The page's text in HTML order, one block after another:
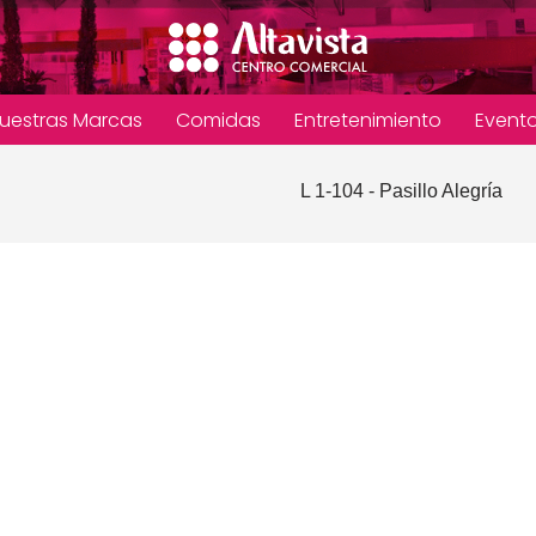
Marcas Comidas Entretenimiento
L 1-104 - Pasillo Alegría